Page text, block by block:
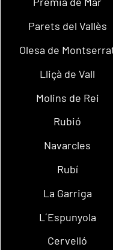
Parets del Vallès
Olesa de
Lliçà de Vall
Molins de Rei
Rubió
Navarcles
Rubí
La Garriga
L´Espunyola
Cervelló